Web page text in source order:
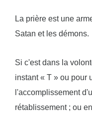
La prière est une
Satan et les démons.
Si c'est dans la
instant « T » ou pour
l'accomplissement
rétablissement ; ou